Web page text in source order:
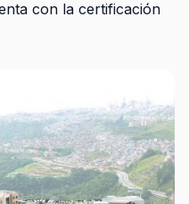
con la certificación